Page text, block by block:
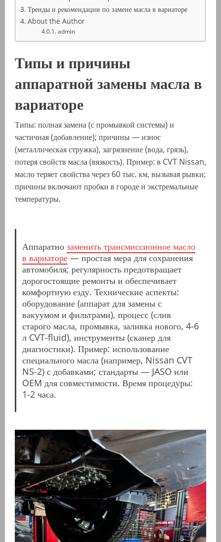
Тренды и рекомендации по замене масла в вариаторе
About the Author
admin
Типы и причины
аппаратной замены масла в
вариаторе
Типы: полная замена (с промывкой системы) и
частичная (добавление); причины — износ
(металлическая стружка), загрязнение (вода, грязь),
потеря свойств масла (вязкость). Пример: в CVT Nissan,
масло теряет свойства через 60 тыс. км, вызывая рывки;
причины включают пробки в городе и экстремальные
температуры.
Аппаратно заменить трансмиссионное масло
в вариаторе— простая мера для сохранения
автомобиля; регулярность предотвращает
дорогостоящие ремонты и обеспечивает
комфортную езду. Технические аспекты:
оборудование (аппарат для замены с
вакуумом и фильтрами), процесс (слив
старого масла, промывка, заливка нового, 4-6
л CVT-fluid), инструменты (сканер для
диагностики). Пример: использование
специального масла (например, Nissan CVT
NS-2) с добавками; стандарты — JASO или
OEM для совместимости. Время процедуры:
1-2 часа.